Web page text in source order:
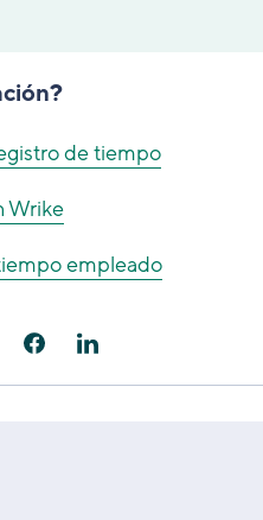
de tiempo
Wrike
empleado